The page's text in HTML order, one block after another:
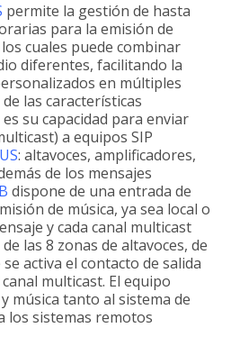
permite la gestión de hasta
para la emisión de
cuales puede combinar
diferentes, facilitando la
en múltiples
las características
su capacidad para enviar
a equipos SIP
: altavoces, amplificadores,
de los mensajes
dispone de una entrada de
de música, ya sea local o
y cada canal multicast
las 8 zonas de altavoces, de
activa el contacto de salida
multicast. El equipo
música tanto al sistema de
los sistemas remotos